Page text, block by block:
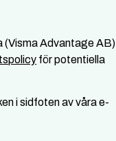
(Visma Advantage AB)
för potentiella
i sidfoten av våra e-